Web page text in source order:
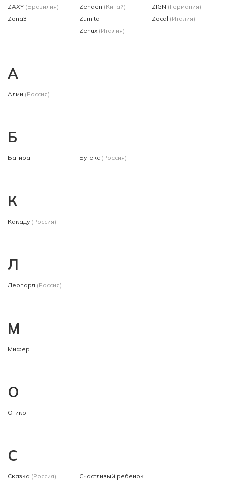
ZAXY (Бразилия)
Zona3
Zenden (Китай)
Zumita
Zenux (Италия)
ZIGN (Германия)
Zocal (Италия)
А
Алми (Россия)
Б
Багира Бутекс (Россия)
К
Какаду (Россия)
Л
Леопард (Россия)
М
Мифёр
О
Отико
С
Сказка (Россия) Счастливый ребенок